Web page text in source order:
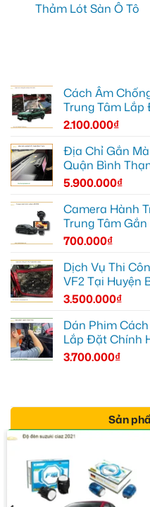
Thảm Lót Sàn Ô Tô
Cách Âm
Trung Tâm Lắp
2.100.000₫
Địa Chỉ Gắn
Quận Bình
5.900.000₫
Camera Hành
Trung Tâm
700.000₫
Dịch Vụ Thi
VF2 Tại Huyện
3.500.000₫
Dán Phim
Lắp Đặt Chính
3.700.000₫
Sản